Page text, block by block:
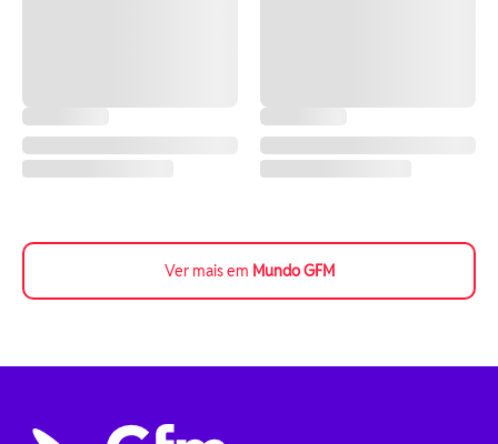
Ver mais em Mundo GFM